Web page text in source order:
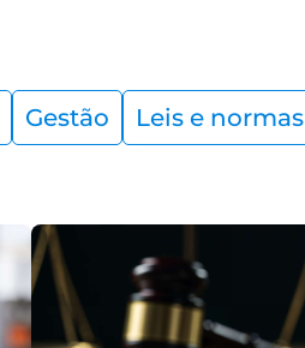
Gestão Leis e normas